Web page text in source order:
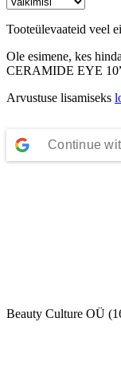
Tooteülevaateid veel
Ole esimene, kes
CERAMIDE EYE
Arvustuse lisamiseks
Continue
Beauty Culture OÜ